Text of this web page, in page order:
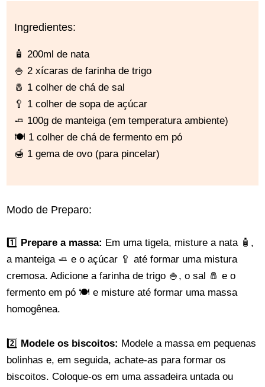
Ingredientes:
🧴 200ml de nata
🍚 2 xícaras de farinha de trigo
🧂 1 colher de chá de sal
🥄 1 colher de sopa de açúcar
🧈 100g de manteiga (em temperatura ambiente)
🍽️ 1 colher de chá de fermento em pó
🍯 1 gema de ovo (para pincelar)
Modo de Preparo:
1️⃣ Prepare a massa: Em uma tigela, misture a nata 🧴,
a manteiga 🧈 e o açúcar 🥄 até formar uma mistura
cremosa. Adicione a farinha de trigo 🍚, o sal 🧂 e o
fermento em pó 🍽️ e misture até formar uma massa
homogênea.
2️⃣ Modele os biscoitos: Modele a massa em pequenas
bolinhas e, em seguida, achate-as para formar os
biscoitos. Coloque-os em uma assadeira untada ou